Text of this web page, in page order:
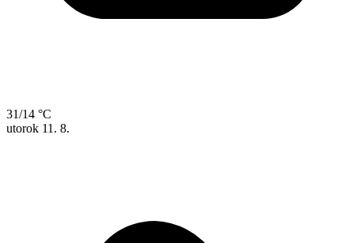
31/14 °C
utorok 11. 8.